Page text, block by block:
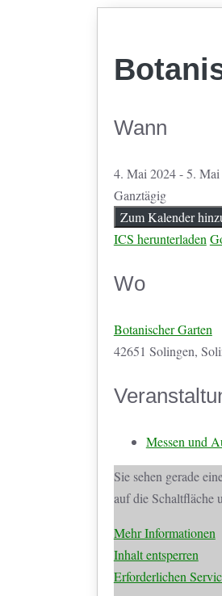
Wann
4. Mai 2024 - 5.
Ganztägig
Zum Kalender
ICS herunterladen
Wo
Botanischer Garten
42651 Solingen,
Messen und
Sie sehen gerade
auf die Schaltfläche
Mehr Informationen
Inhalt entsperren
Erforderlichen